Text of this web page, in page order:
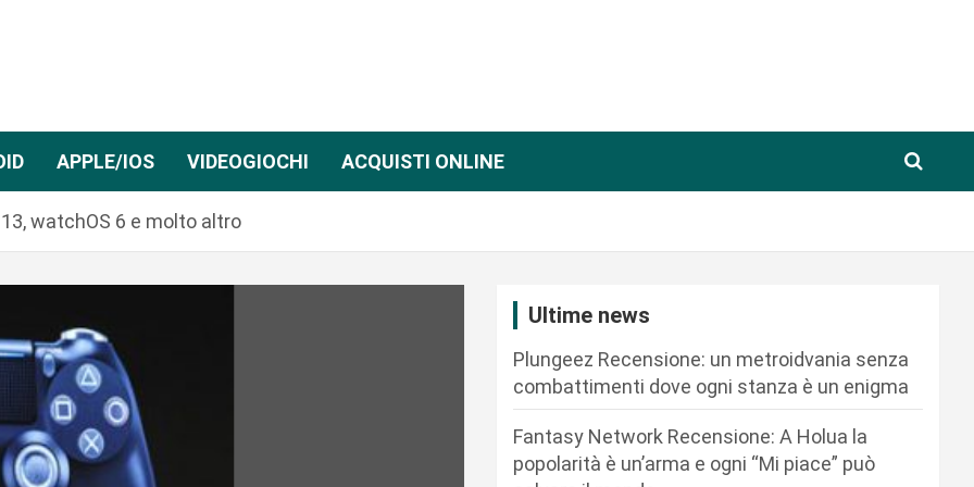
APPLE/IOS VIDEOGIOCHI ACQUISTI ONLINE
watchOS 6 e molto altro
Ultime news
Plungeez Recensione: un metroidvania senza
combattimenti dove ogni stanza è un enigma
Fantasy Network Recensione: A Holua la
popolarità è un’arma e ogni “Mi piace” può